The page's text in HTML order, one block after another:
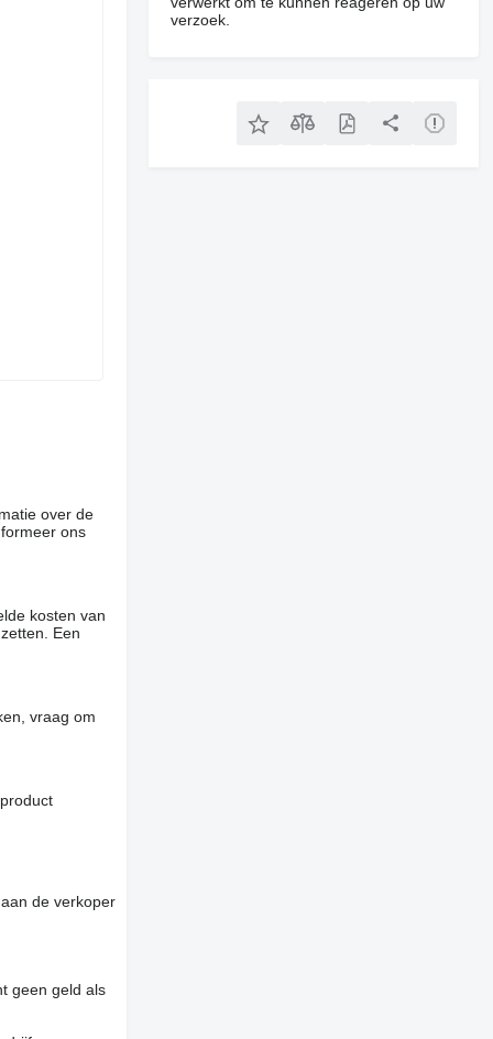
over de
ons
kosten van
Een
vraag om
de verkoper
geen geld als
verzoek.